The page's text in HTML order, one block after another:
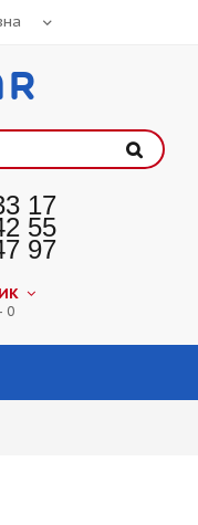
17
55
97
0